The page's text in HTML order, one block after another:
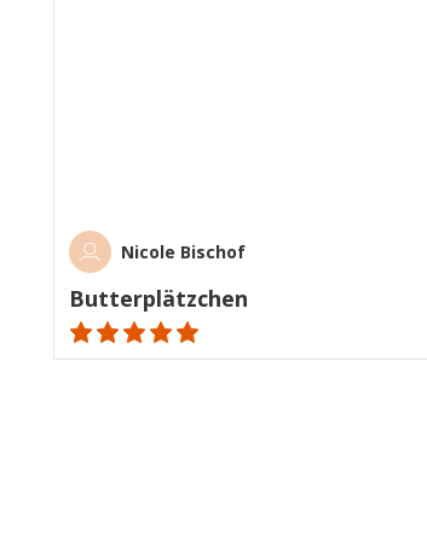
Nicole Bischof
Butterplätzchen
ratings.NaN